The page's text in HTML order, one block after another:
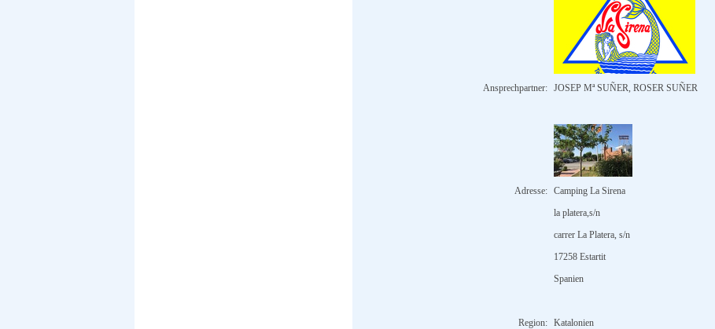
Ansprechpartner: JOSEP Mª SUÑER, ROSER SUÑER
Adresse: Camping La Sirena
la platera,s/n
carrer La Platera, s/n
17258 Estartit
Spanien
Region: Katalonien